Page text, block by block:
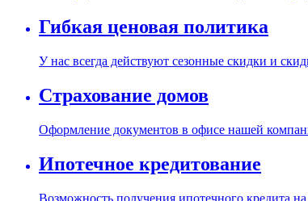
Гибкая ценовая политика
У нас всегда действуют сезонные скидки и
Страхование домов
Оформление документов в офисе нашей
Ипотечное кредитование
Возможность получения ипотечного кредита на